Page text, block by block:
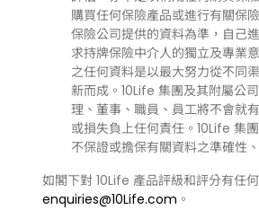
購買任何保險產品或進行有關保
保險公司提供的資料為準，自己
求持牌保險中介人的獨立及專業
之任何資料是以最大努力從不同
新而成。10Life 集團及其附屬公
理、董事、職員、員工將不會就
或損失負上任何責任。10Life 集
不保證或擔保有關資料之準確性
如閣下對 10Life 產品評級和評分有任
enquiries@10Life.com 。